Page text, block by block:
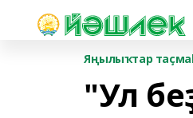
Яңылыҡтар
"Ул